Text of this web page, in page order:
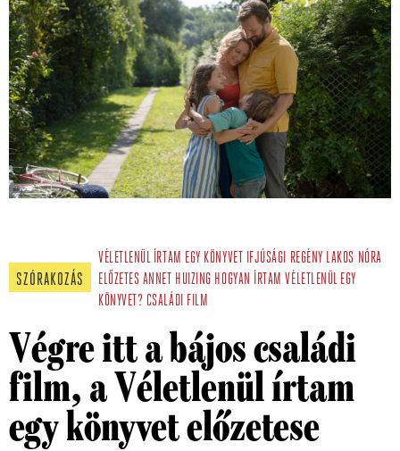
SZÓRAKOZÁS
VÉLETLENÜL ÍRTAM EGY KÖNYVET IFJÚSÁGI REGÉNY LAKOS NÓRA
ELŐZETES ANNET HUIZING HOGYAN ÍRTAM VÉLETLENÜL EGY
KÖNYVET? CSALÁDI FILM
Végre itt a bájos családi
film, a Véletlenül írtam
egy könyvet előzetese